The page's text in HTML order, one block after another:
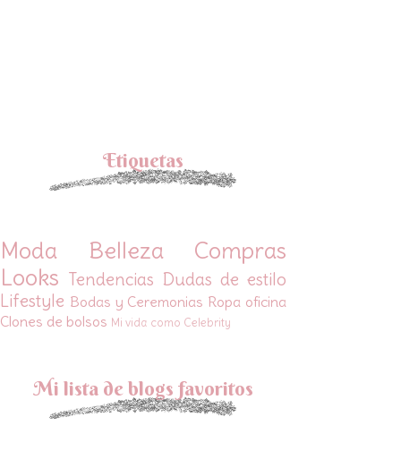
Etiquetas
Moda Belleza
Compras
Looks Tendencias Dudas de estilo
Lifestyle Bodas y Ceremonias Ropa oficina
Clones de bolsos Mi vida como Celebrity
Mi lista de blogs favoritos